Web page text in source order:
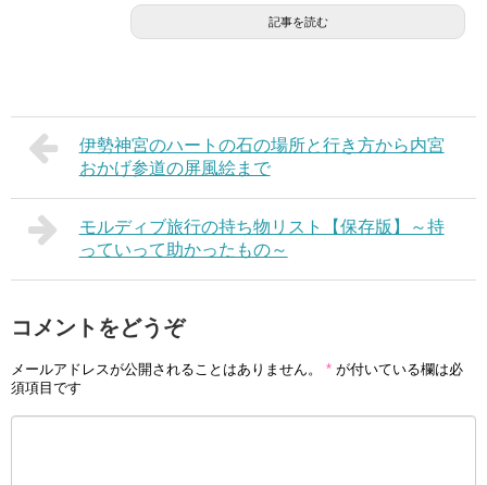
記事を読む
伊勢神宮のハートの石の場所と行き方から内宮
おかげ参道の屏風絵まで
モルディブ旅行の持ち物リスト【保存版】～持
っていって助かったもの～
コメントをどうぞ
メールアドレスが公開されることはありません。 * が付いている欄は必
須項目です